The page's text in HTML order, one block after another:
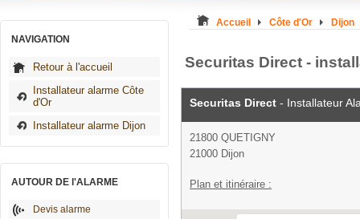
NAVIGATION
Retour à l'accueil
Installateur alarme Côte
d'Or
Installateur alarme Dijon
AUTOUR DE l'ALARME
Devis alarme
Accueil Côte d'Or Dijon
Securitas Direct -
Securitas Direct - Installateur
21800 QUETIGNY
21000 Dijon
Plan et itinéraire :